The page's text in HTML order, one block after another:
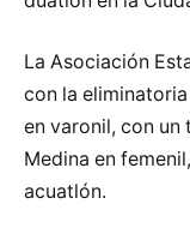
La Asociación
con la
en varonil, con un
Medina en
acuatlón.